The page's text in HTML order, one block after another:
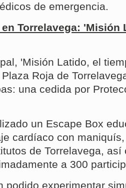
de emergencia.
Torrelavega: 'Misión
'Misión Latido, el
Roja de
una cedida por
un Escape Box
cardíaco con
de Torrelavega,
a 300
podido experimentar